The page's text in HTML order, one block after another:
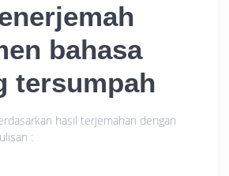
bahasa
tersumpah
hasil terjemahan dengan
: